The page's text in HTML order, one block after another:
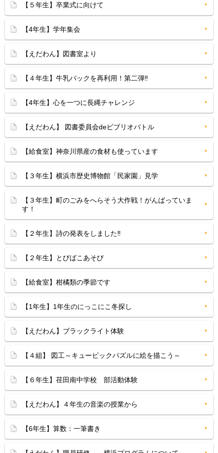
【５年生】卒業式に向けて
【4年生】学年集会
【えだわん】図書室より
【４年生】牛乳パックを再利用！第二弾‼︎
【4年生】心を一つに長縄チャレンジ
【えだわん】 図書委員会deビブリオバトル
【給食室】神奈川県産の食材も使っています
【３年生】横浜市歴史博物館「民家園」見学
【３年生】町のごみをへらそう大作戦！がんばっていま
す！
【２年生】詩の発表をしました‼
【２年生】とびばこあそび
【給食室】柑橘類の季節です
【1年生】1年生のにっこにこ冬探し
【えだわん】ブラックライト体験
【４組】 図工～キュービックパズルに絵を描こう～
【６年生】荏田南中学校 部活動体験
【えだわん】４年生の音楽の授業から
【6年生】算数：一筆書き